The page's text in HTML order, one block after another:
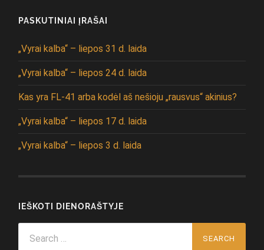
PASKUTINIAI ĮRAŠAI
„Vyrai kalba“ – liepos 31 d. laida
„Vyrai kalba“ – liepos 24 d. laida
Kas yra FL-41 arba kodėl aš nešioju „rausvus“ akinius?
„Vyrai kalba“ – liepos 17 d. laida
„Vyrai kalba“ – liepos 3 d. laida
IEŠKOTI DIENORAŠTYJE
for: